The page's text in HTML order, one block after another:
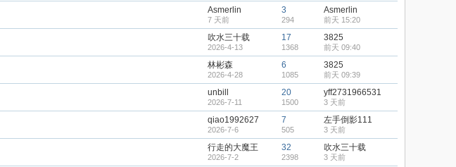
Asmerlin
7 天前
3
294
Asmerlin
前天 15:20
吹水三十载
2026-4-13
17
1368
3825
前天 09:40
林彬森
2026-4-28
6
1085
3825
前天 09:39
unbill
2026-7-11
20
1500
yff2731966531
3 天前
qiao1992627
2026-7-6
7
505
左手倒影111
3 天前
行走的大魔王
2026-7-2
32
2398
吹水三十载
3 天前